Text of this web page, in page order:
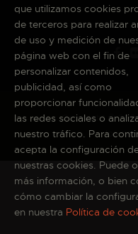
Copyright © 2026
los
que utilizamos cookies
de terceros para realizar
de uso y medición de
página web con el fin de
personalizar contenidos,
publicidad, así como
proporcionar
las redes sociales o
nuestro tráfico. Para
acepta la configuración
nuestras cookies. Puede
más información, o bien
cómo cambiar la
en nuestra Política de